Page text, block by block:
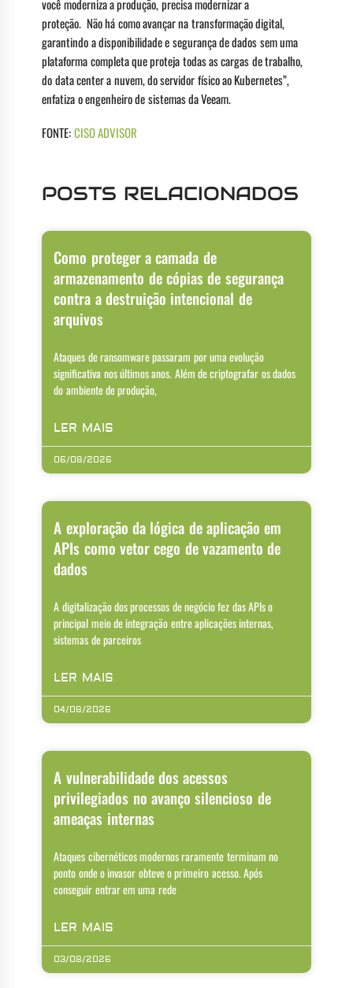
você moderniza a produção, precisa modernizar a
proteção. Não há como avançar na transformação digital,
garantindo a disponibilidade e segurança de dados sem uma
plataforma completa que proteja todas as cargas de trabalho,
do data center a nuvem, do servidor físico ao Kubernetes”,
enfatiza o engenheiro de sistemas da Veeam.
FONTE:CISO ADVISOR
POSTS RELACIONADOS
Como proteger a camada de
armazenamento de cópias de segurança
contra a destruição intencional de
arquivos
Ataques de ransomware passaram por uma evolução
significativa nos últimos anos. Além de criptografar os dados
do ambiente de produção,
LER MAIS
06/08/2026
A exploração da lógica de aplicação em
APIs como vetor cego de vazamento de
dados
A digitalização dos processos de negócio fez das APIs o
principal meio de integração entre aplicações internas,
sistemas de parceiros
LER MAIS
04/08/2026
A vulnerabilidade dos acessos
privilegiados no avanço silencioso de
ameaças internas
Ataques cibernéticos modernos raramente terminam no
ponto onde o invasor obteve o primeiro acesso. Após
conseguir entrar em uma rede
LER MAIS
03/08/2026